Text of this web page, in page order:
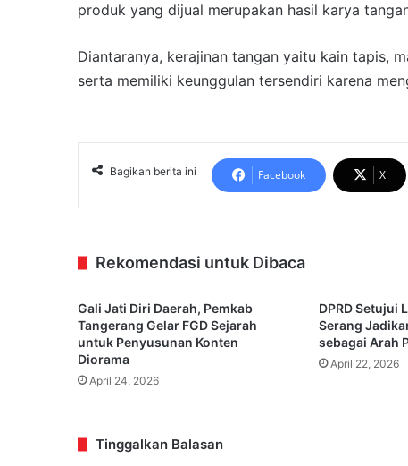
produk yang dijual merupakan hasil karya
Diantaranya, kerajinan tangan yaitu kain tapis,
serta memiliki keunggulan tersendiri karena
Bagikan berita ini Facebook X
Rekomendasi untuk Dibaca
Gali Jati Diri Daerah, Pemkab
Tangerang Gelar FGD Sejarah
untuk Penyusunan Konten
Diorama
April 24, 2026
DPRD Setujui
Serang
sebagai Arah
April 22, 2026
Tinggalkan Balasan